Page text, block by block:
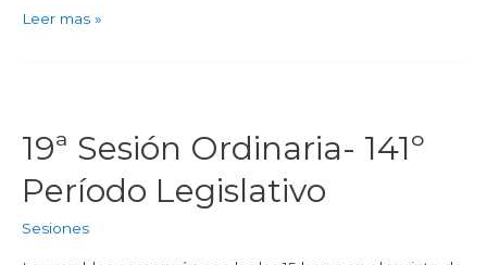
Leer mas »
19ª Sesión Ordinaria- 141º
Período Legislativo
Sesiones